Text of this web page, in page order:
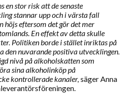
en stor risk att de senaste
stannar upp och i värsta fall
höjs eftersom det gör det mer
En effekt av detta skulle
Politiken borde i stället inriktas på
nuvarande positiva utvecklingen.
nivå på alkoholskatten som
sina alkoholinköp på
kontrollerade kanaler,säger Anna